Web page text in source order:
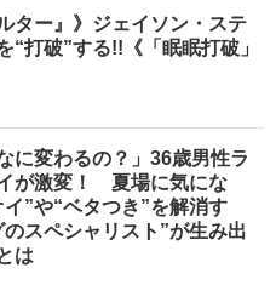
ター』》ジェイソン・ステ
“打破”する!!《「眠眠打破」
に変わるの？」36歳男性ラ
が激変！ 夏場に気にな
”や“ベタつき”を解消す
スペシャリスト”が生み出
は